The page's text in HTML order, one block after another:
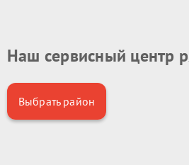
Наш сервисный центр
Выбрать район